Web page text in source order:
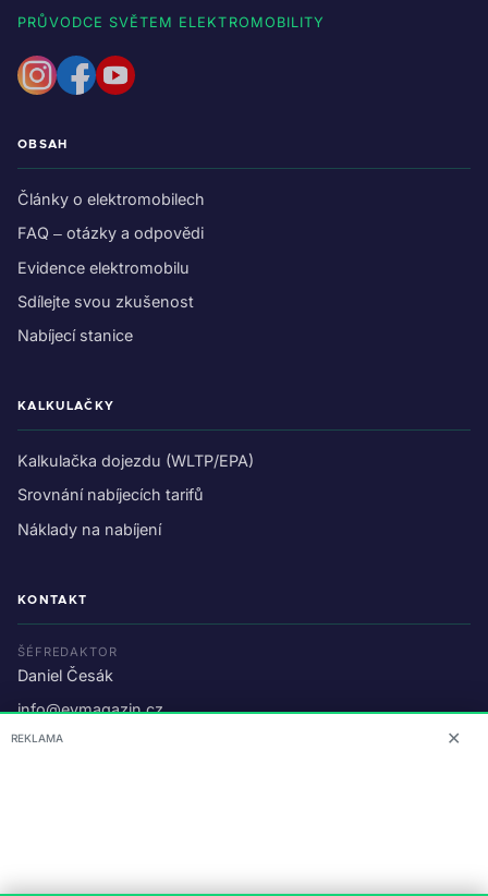
PRŮVODCE SVĚTEM ELEKTROMOBILITY
OBSAH
Články o elektromobilech
FAQ – otázky a odpovědi
Evidence elektromobilu
Sdílejte svou zkušenost
Nabíjecí stanice
KALKULAČKY
Kalkulačka dojezdu (WLTP/EPA)
Srovnání nabíjecích tarifů
Náklady na nabíjení
KONTAKT
ŠÉFREDAKTOR
Daniel Česák
info@evmagazin.cz
O nás
REKLAMA ✕